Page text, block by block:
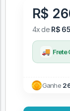
R$
4x de R$
🚚 Frete
Ganhe